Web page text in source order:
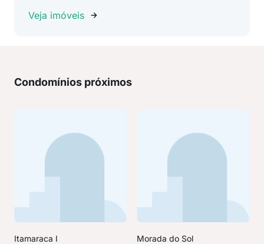
Veja imóveis
Condomínios próximos
Itamaraca I Morada do Sol